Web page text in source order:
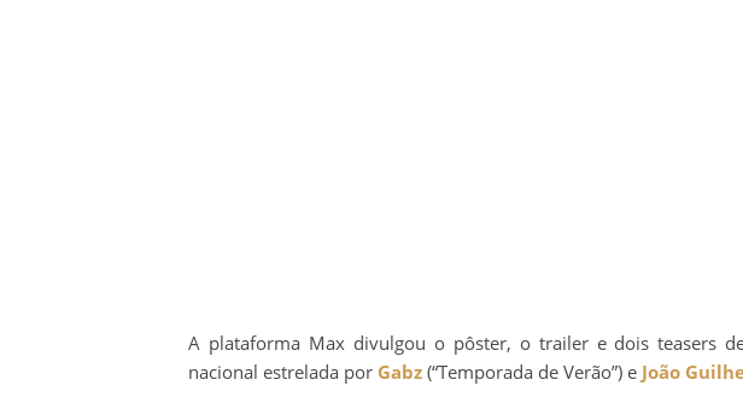
A plataforma Max divulgou o pôster, o trailer e dois teasers
nacional estrelada por Gabz (“Temporada de Verão”) e João